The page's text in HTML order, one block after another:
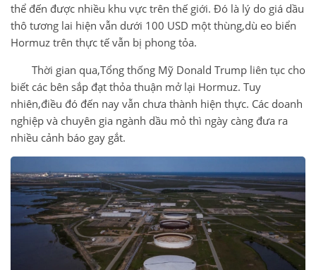
thể đến được nhiều khu vực trên thế giới. Đó là lý do giá dầu
thô tương lai hiện vẫn dưới 100 USD một thùng,dù eo biển
Hormuz trên thực tế vẫn bị phong tỏa.
Thời gian qua,Tổng thống Mỹ Donald Trump liên tục cho
biết các bên sắp đạt thỏa thuận mở lại Hormuz. Tuy
nhiên,điều đó đến nay vẫn chưa thành hiện thực. Các doanh
nghiệp và chuyên gia ngành dầu mỏ thì ngày càng đưa ra
nhiều cảnh báo gay gắt.